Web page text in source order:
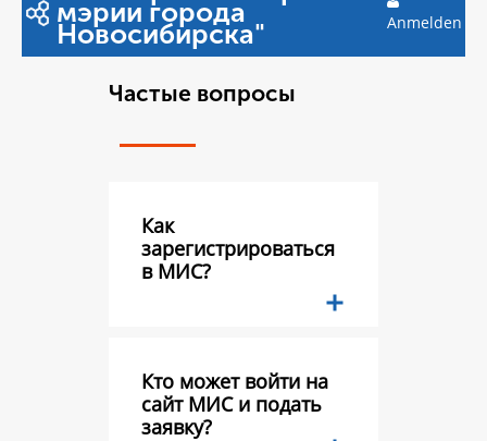
мэрии города
Новосибирска" Anmelden
Частые вопросы
Как
зарегистрироваться
в МИС?
Кто может войти на
сайт МИС и подать
заявку?